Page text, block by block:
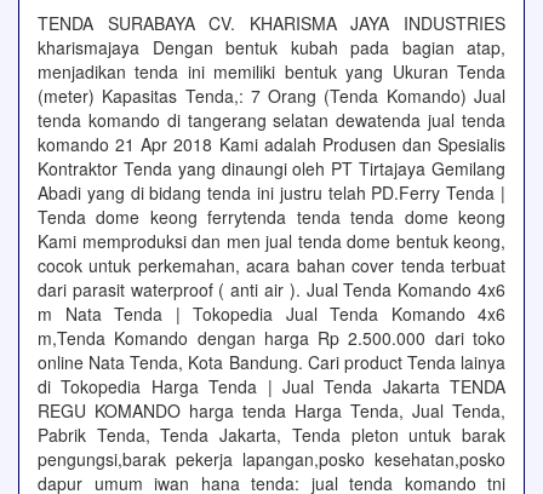
TENDA SURABAYA CV. KHARISMA JAYA INDUSTRIES
kharismajaya Dengan bentuk kubah pada bagian atap,
menjadikan tenda ini memiliki bentuk yang Ukuran Tenda
(meter) Kapasitas Tenda,: 7 Orang (Tenda Komando) Jual
tenda komando di tangerang selatan dewatenda jual tenda
komando 21 Apr 2018 Kami adalah Produsen dan Spesialis
Kontraktor Tenda yang dinaungi oleh PT Tirtajaya Gemilang
Abadi yang di bidang tenda ini justru telah PD.Ferry Tenda |
Tenda dome keong ferrytenda tenda tenda dome keong
Kami memproduksi dan men jual tenda dome bentuk keong,
cocok untuk perkemahan, acara bahan cover tenda terbuat
dari parasit waterproof ( anti air ). Jual Tenda Komando 4x6
m Nata Tenda | Tokopedia Jual Tenda Komando 4x6
m,Tenda Komando dengan harga Rp 2.500.000 dari toko
online Nata Tenda, Kota Bandung. Cari product Tenda lainya
di Tokopedia Harga Tenda | Jual Tenda Jakarta TENDA
REGU KOMANDO harga tenda Harga Tenda, Jual Tenda,
Pabrik Tenda, Tenda Jakarta, Tenda pleton untuk barak
pengungsi,barak pekerja lapangan,posko kesehatan,posko
dapur umum iwan hana tenda: jual tenda komando tni